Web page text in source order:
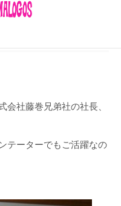
会社藤巻兄弟社の社長、
テーターでもご活躍なの